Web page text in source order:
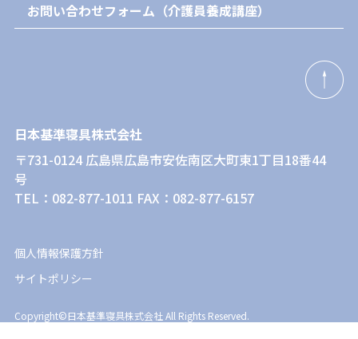
お問い合わせフォーム（介護員養成講座）
日本基準寝具株式会社
〒731-0124 広島県広島市安佐南区大町東1丁目18番44
号
TEL：082-877-1011 FAX：082-877-6157
個人情報保護方針
サイトポリシー
Copyright©日本基準寝具株式会社 All Rights Reserved.